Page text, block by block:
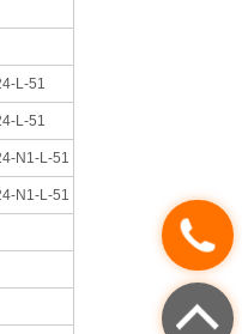
L-51
L-51
N1-L-51
N1-L-51